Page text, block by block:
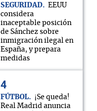
SEGURIDAD
EEUU
considera
inaceptable posición
de Sánchez sobre
inmigración ilegal en
España, y prepara
medidas
FÚTBOL
¡Se queda!
Real Madrid anuncia